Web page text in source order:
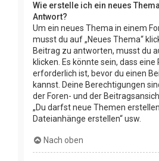
Wie erstelle ich ein neues
Antwort?
Um ein neues Thema in einem
musst du auf „Neues Thema“
Beitrag zu antworten, musst du
klicken. Es könnte sein, dass
erforderlich ist, bevor du einen
kannst. Deine Berechtigungen
der Foren- und der
„Du darfst neue Themen
Dateianhänge erstellen“ usw.
Nach oben